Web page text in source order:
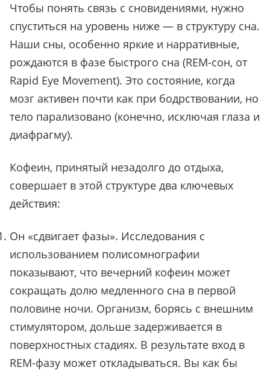
Чтобы понять связь с сновидениями, нужно
спуститься на уровень ниже — в структуру сна.
Наши сны, особенно яркие и нарративные,
рождаются в фазе быстрого сна (REM-сон, от
Rapid Eye Movement). Это состояние, когда
мозг активен почти как при бодрствовании, но
тело парализовано (конечно, исключая глаза и
диафрагму).
Кофеин, принятый незадолго до отдыха,
совершает в этой структуре два ключевых
действия:
Он «сдвигает фазы». Исследования с
использованием полисомнографии
показывают, что вечерний кофеин может
сокращать долю медленного сна в первой
половине ночи. Организм, борясь с внешним
стимулятором, дольше задерживается в
поверхностных стадиях. В результате вход в
REM-фазу может откладываться. Вы как бы